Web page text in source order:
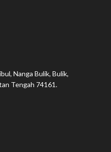
Nanga Bulik, Bulik,
Tengah 74161.